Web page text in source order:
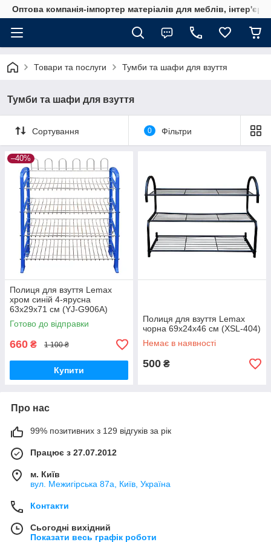
Оптова компанія-імпортер матеріалів для меблів, інтер'єру
Товари та послуги Тумби та шафи для взуття
Тумби та шафи для взуття
Сортування 0 Фільтри
–40%
Полиця для взуття Lemax
хром синій 4-ярусна
63x29x71 см (YJ-G906A)
Готово до відправки
660 ₴ 1 100 ₴
Купити
Полиця для взуття Lemax
чорна 69x24x46 см (XSL-404)
Немає в наявності
500 ₴
Про нас
99% позитивних з 129 відгуків за рік
Працює з 27.07.2012
м. Київ
вул. Межигірська 87а, Київ, Україна
Контакти
Сьогодні вихідний
Показати весь графік роботи